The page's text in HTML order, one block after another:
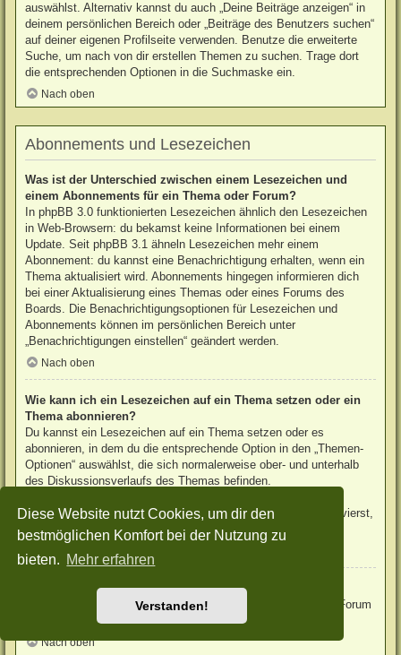
Diese Website nutzt Cookies, um dir den
bestmöglichen Komfort bei der Nutzung zu
bieten. Mehr erfahren
Verstanden!
auswählst. Alternativ kannst du auch „Deine Beiträge anzeigen“ in
deinem persönlichen Bereich oder „Beiträge des Benutzers suchen“
auf deiner eigenen Profilseite verwenden. Benutze die erweiterte
Suche, um nach von dir erstellen Themen zu suchen. Trage dort
die entsprechenden Optionen in die Suchmaske ein.
Nach oben
Abonnements und Lesezeichen
Was ist der Unterschied zwischen einem Lesezeichen und
einem Abonnements für ein Thema oder Forum?
In phpBB 3.0 funktionierten Lesezeichen ähnlich den Lesezeichen
in Web-Browsern: du bekamst keine Informationen bei einem
Update. Seit phpBB 3.1 ähneln Lesezeichen mehr einem
Abonnement: du kannst eine Benachrichtigung erhalten, wenn ein
Thema aktualisiert wird. Abonnements hingegen informieren dich
bei einer Aktualisierung eines Themas oder eines Forums des
Boards. Die Benachrichtigungsoptionen für Lesezeichen und
Abonnements können im persönlichen Bereich unter
„Benachrichtigungen einstellen“ geändert werden.
Nach oben
Wie kann ich ein Lesezeichen auf ein Thema setzen oder ein
Thema abonnieren?
Du kannst ein Lesezeichen auf ein Thema setzen oder es
abonnieren, in dem du die entsprechende Option in den „Themen-
Optionen“ auswählst, die sich normalerweise ober- und unterhalb
des Diskussionsverlaufs des Themas befinden.
benachrichtigen, sobald eine Antwort geschrieben wurde“ aktivierst,
wird das Thema ebenfalls für dich abonniert.
Nach oben
Wie kann ich ein Forum abonnieren?
Um ein Forum zu abonnieren, verwende im Forum den Link „Forum
abonnieren“, der sich meist am Ende der Seite befindet.
Nach oben